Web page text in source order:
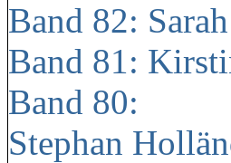
Band 82:
Band 81:
Band 80:
Stephan